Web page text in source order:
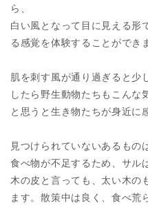
ら、
白い風となって目に見える形
る感覚を体験することができ
肌を刺す風が通り過ぎると少
したら野生動物たちもこんな
と思うと生き物たちが身近に
見つけられていないあるもの
食べ物が不足するため、サル
木の皮と言っても、太い木の
ます。散策中は良く、食べ荒